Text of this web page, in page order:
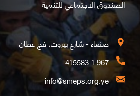
الصندوق الاجتماعي للتنمية
صنعاء - شارع بيروت، فج عطان
967 1 415583
info@smeps.org.ye